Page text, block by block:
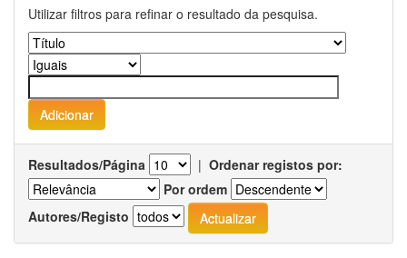
Utilizar filtros para refinar o resultado da pesquisa.
Resultados/Página | Ordenar registos por:
Por ordem
Autores/Registo